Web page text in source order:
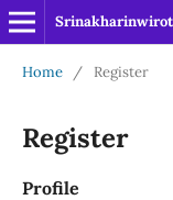
Srinakharinwirot
Home / Register
Register
Profile